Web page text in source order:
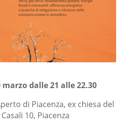
dalle 21 alle 22.30
di Piacenza, ex chiesa del
10, Piacenza